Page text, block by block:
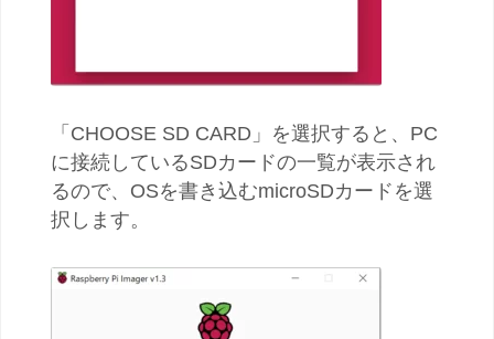
「CHOOSE SD CARD」を選択すると、PC
に接続しているSDカードの一覧が表示され
るので、OSを書き込むmicroSDカードを選
択します。